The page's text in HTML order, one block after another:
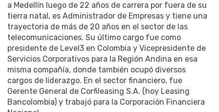
a Medellín luego de 22 años de carrera por fuera de su
tierra natal, es Administrador de Empresas y tiene una
trayectoria de más de 20 años en el sector de las
telecomunicaciones. Su último cargo fue como
presidente de Level3 en Colombia y Vicepresidente de
Servicios Corporativos para la Región Andina en esa
misma compañía, donde también ocupó diversos
cargos de liderazgo. En el sector financiero, fue
Gerente General de Corfileasing S.A. (hoy Leasing
Bancolombia) y trabajó para la Corporación Financiera